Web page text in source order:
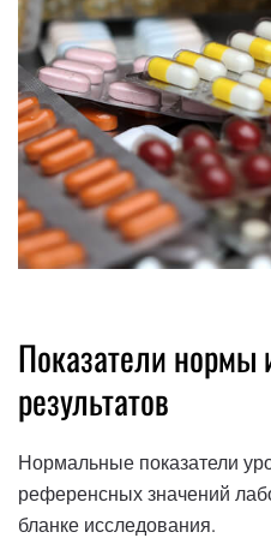
Показатели нормы
результатов
Нормальные показатели
референсных значений
бланке исследования.